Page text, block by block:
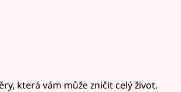
která vám může zničit celý život.